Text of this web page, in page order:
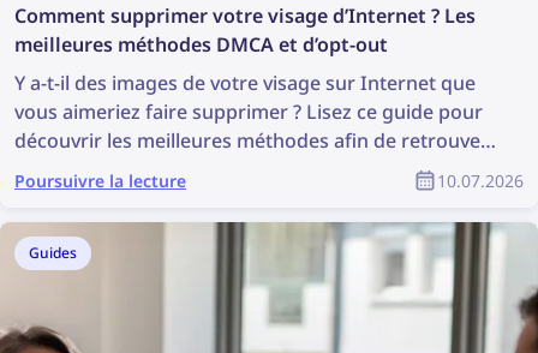
Comment supprimer votre visage d’Internet ? Les
meilleures méthodes DMCA et d’opt-out
Y a-t-il des images de votre visage sur Internet que
vous aimeriez faire supprimer ? Lisez ce guide pour
découvrir les meilleures méthodes afin de retrouver
et supprimer vos photos en ligne.
Poursuivre la lecture 10.07.2026
Guides